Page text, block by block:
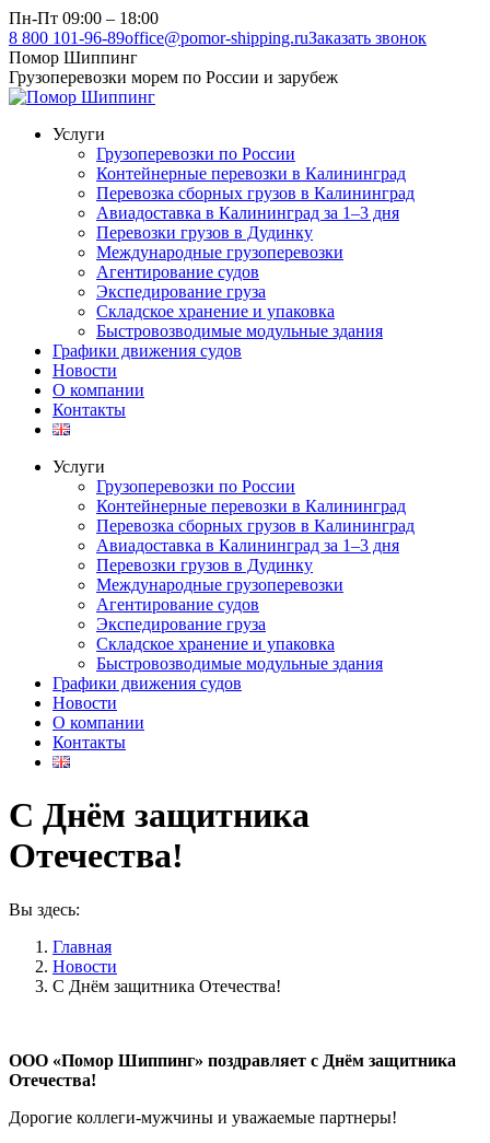
Перейти
к
содержанию
Пн-Пт 09:00 – 18:00
8 800 101-96-89office@pomor-shipping.ruЗаказать звонок
Помор Шиппинг
Грузоперевозки морем по России и зарубеж
Услуги
Грузоперевозки по России
Контейнерные перевозки в Калининград
Перевозка сборных грузов в Калининград
Авиадоставка в Калининград за 1–3 дня
Перевозки грузов в Дудинку
Международные грузоперевозки
Агентирование судов
Экспедирование груза
Складское хранение и упаковка
Быстровозводимые модульные здания
Графики движения судов
Новости
О компании
Контакты
Услуги
Грузоперевозки по России
Контейнерные перевозки в Калининград
Перевозка сборных грузов в Калининград
Авиадоставка в Калининград за 1–3 дня
Перевозки грузов в Дудинку
Международные грузоперевозки
Агентирование судов
Экспедирование груза
Складское хранение и упаковка
Быстровозводимые модульные здания
Графики движения судов
Новости
О компании
Контакты
C Днём защитника
Отечества!
Вы здесь:
Главная
Новости
C Днём защитника Отечества!
ООО «Помор Шиппинг» поздравляет с Днём защитника
Отечества!
Дорогие коллеги-мужчины и уважаемые партнеры!